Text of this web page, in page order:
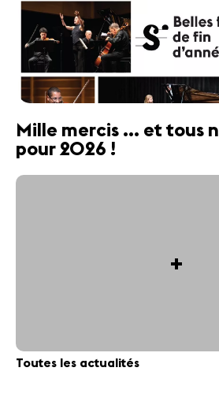
Mille mercis ... et tous
pour 2026 !
+
Toutes les actualités